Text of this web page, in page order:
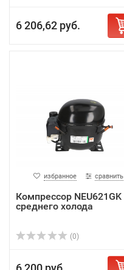
6 206,62 руб.
избранное сравнить
Компрессор NEU621GK
среднего холода
(0)